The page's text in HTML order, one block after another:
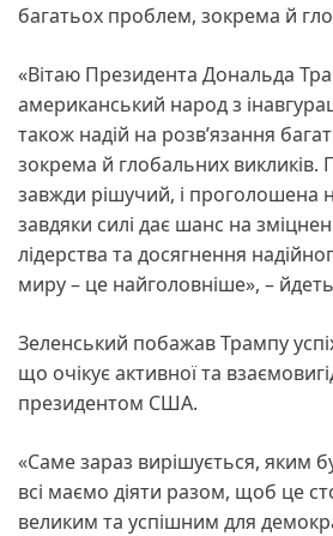
багатьох проблем, зокрема й
«Вітаю Президента Дональда
американський народ з
також надій на розв’язання
зокрема й глобальних викликів.
завжди рішучий, і проголошена
завдяки силі дає шанс на
лідерства та досягнення
миру – це найголовніше», –
Зеленський побажав Трампу
що очікує активної та
президентом США.
«Саме зараз вирішується, яким
всі маємо діяти разом, щоб це
великим та успішним для